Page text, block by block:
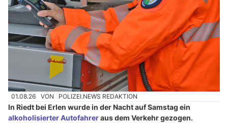
01.08.26 VON POLIZEI.NEWS REDAKTION
In Riedt bei Erlen wurde in der Nacht auf Samstag ein
alkoholisierter Autofahreraus dem Verkehr gezogen.